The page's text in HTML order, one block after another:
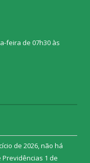
feira de 07h30 às
de 2026, não há
1 de